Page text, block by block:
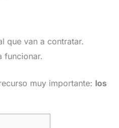
que van a contratar.
funcionar.
muy importante: los